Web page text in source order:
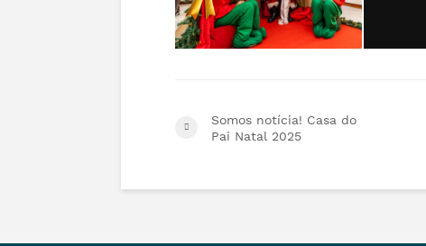
Somos notícia! Casa do
Pai Natal 2025